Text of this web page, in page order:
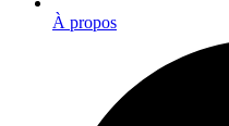
À propos